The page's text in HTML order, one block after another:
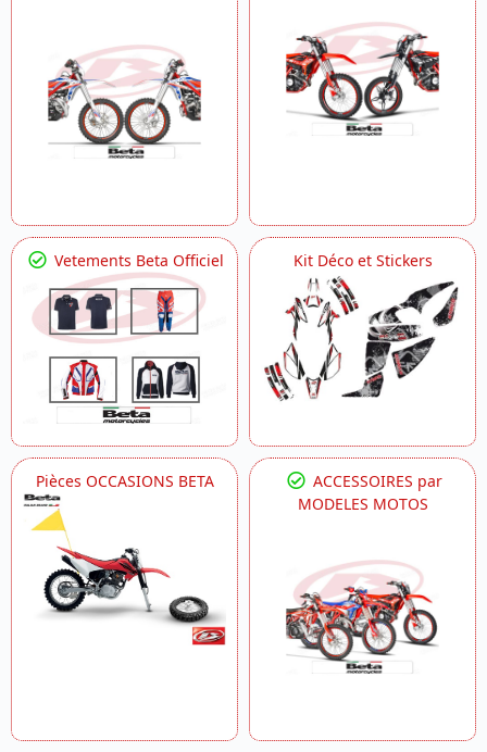
Vetements Beta Officiel Kit Déco et Stickers
Pièces OCCASIONS BETA
ACCESSOIRES par
MODELES MOTOS